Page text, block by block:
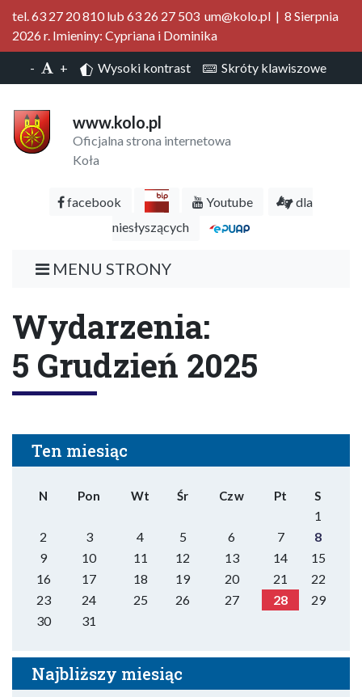
tel. 63 27 20 810 lub 63 26 27 503 um@kolo.pl | 8 Sierpnia
2026 r. Imieniny: Cypriana i Dominika
- + Wysoki kontrast Skróty klawiszowe
www.kolo.pl
Oficjalna strona internetowa
Koła
facebook Youtube
dla
niesłyszących
MENU STRONY
Wydarzenia:
5 Grudzień 2025
Ten miesiąc
N Pon Wt Śr Czw Pt S
1
2
3 4 5 6 7
8
9
10 11 12 13 14
15
16
17 18 19 20 21
22
23
24 25 26 27 28
29
30
31
Najbliższy miesiąc